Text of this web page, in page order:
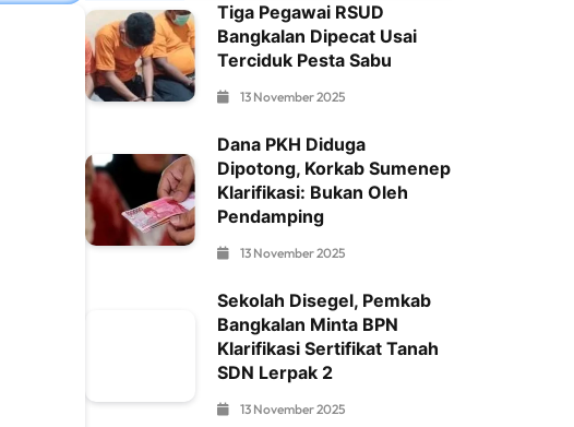
Tiga Pegawai RSUD
Bangkalan Dipecat Usai
Terciduk Pesta Sabu
13 November 2025
Dana PKH Diduga
Dipotong, Korkab Sumenep
Klarifikasi: Bukan Oleh
Pendamping
13 November 2025
Sekolah Disegel, Pemkab
Bangkalan Minta BPN
Klarifikasi Sertifikat Tanah
SDN Lerpak 2
13 November 2025